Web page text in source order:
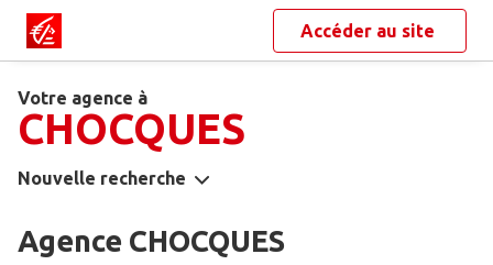
Accéder au site
Votre agence à
CHOCQUES
Nouvelle recherche
Agence CHOCQUES